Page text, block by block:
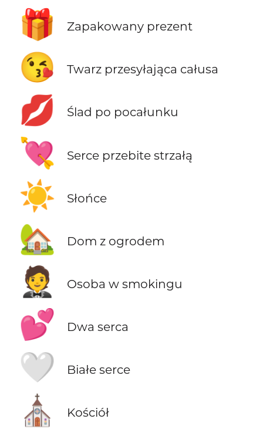
🎁 Zapakowany prezent
😘 Twarz przesyłająca całusa
💋 Ślad po pocałunku
💘 Serce przebite strzałą
☀️ Słońce
🏡 Dom z ogrodem
🤵 Osoba w smokingu
💕 Dwa serca
🤍 Białe serce
⛪ Kościół